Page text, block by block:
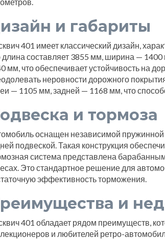
и габариты
401 имеет классический дизайн,
длина составляет 3855 мм, ширина —
мм, что обеспечивает устойчивость на
неровности дорожного
— 1105 мм, задней — 1168 мм, что
и тормоза
оснащен независимой
подвеской. Такая конструкция
система представлена
Это стандартное решение для
эффективность торможения.
и
401 обладает рядом преимуществ,
и любителей ретро-